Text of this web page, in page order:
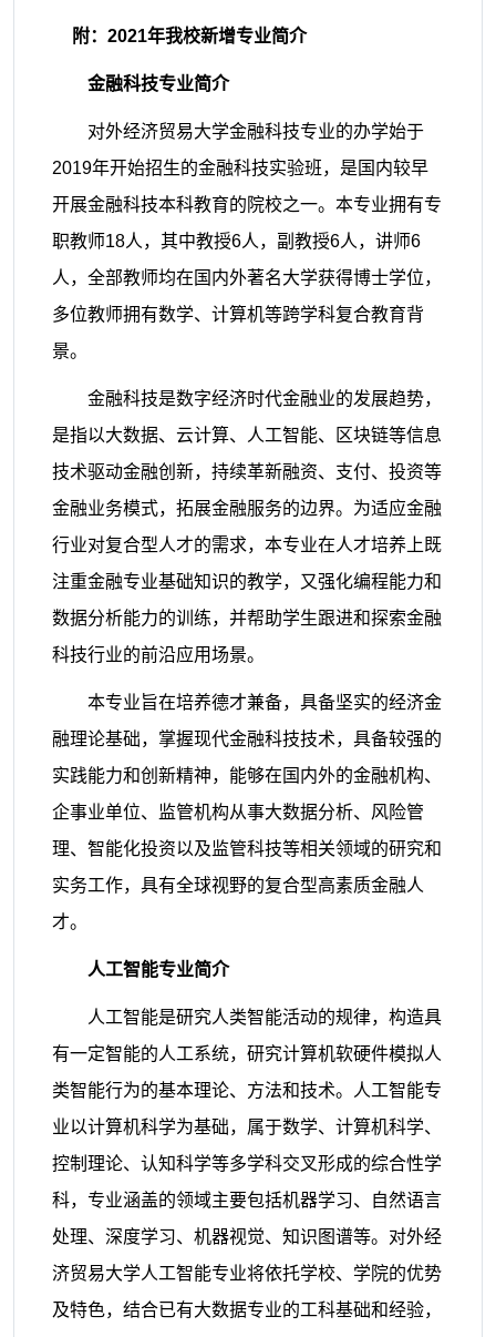
附： 2021年我校新增专业简介
金融科技专业简介
对外经济贸易大学金融科技专业的办学始于
2019年开始招生的金融科技实验班，是国内较早
开展金融科技本科教育的院校之一。本专业拥有专
职教师18人，其中教授6人，副教授6人，讲师6
人，全部教师均在国内外著名大学获得博士学位，
多位教师拥有数学、计算机等跨学科复合教育背
景。
金融科技是数字经济时代金融业的发展趋势，
是指以大数据、云计算、人工智能、区块链等信息
技术驱动金融创新，持续革新融资、支付、投资等
金融业务模式，拓展金融服务的边界。为适应金融
行业对复合型人才的需求，本专业在人才培养上既
注重金融专业基础知识的教学，又强化编程能力和
数据分析能力的训练，并帮助学生跟进和探索金融
科技行业的前沿应用场景。
本专业旨在培养德才兼备，具备坚实的经济金
融理论基础，掌握现代金融科技技术，具备较强的
实践能力和创新精神，能够在国内外的金融机构、
企事业单位、监管机构从事大数据分析、风险管
理、智能化投资以及监管科技等相关领域的研究和
实务工作，具有全球视野的复合型高素质金融人
才。
人工智能专业简介
人工智能是研究人类智能活动的规律，构造具
有一定智能的人工系统，研究计算机软硬件模拟人
类智能行为的基本理论、方法和技术。人工智能专
业以计算机科学为基础，属于数学、计算机科学、
控制理论、认知科学等多学科交叉形成的综合性学
科，专业涵盖的领域主要包括机器学习、自然语言
处理、 深度学习、机器视觉、知识图谱等。 对外经
济贸易大学人工智能专业将依托学校、学院的优势
及特色，结合已有大数据专业的工科基础和经验，